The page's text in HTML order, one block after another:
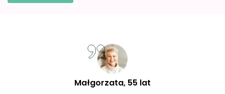
Małgorzata, 55 lat